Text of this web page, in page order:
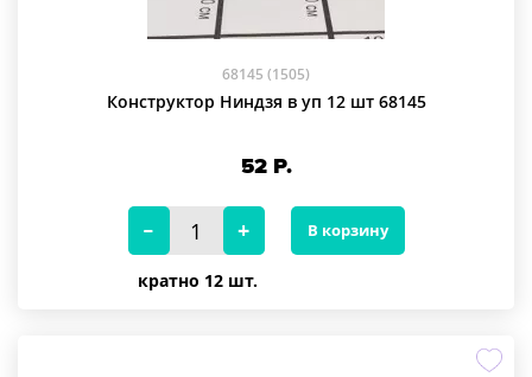
68145 (1505)
Конструктор Ниндзя в уп 12 шт 68145
52Р.
кратно 12 шт.
В корзину